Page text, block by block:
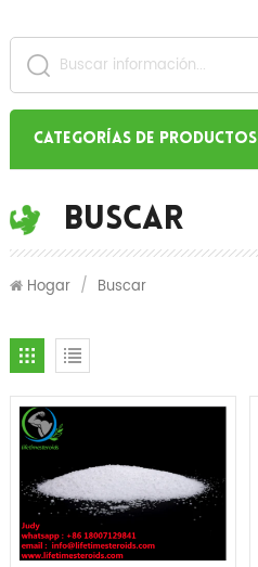
Categorías de productos
Buscar
Hogar / Buscar